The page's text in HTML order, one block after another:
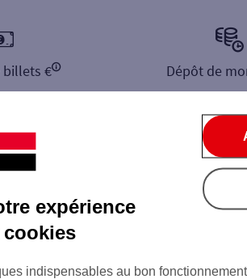
billets € Dépôt de
expérience
cookies
indispensables au bon